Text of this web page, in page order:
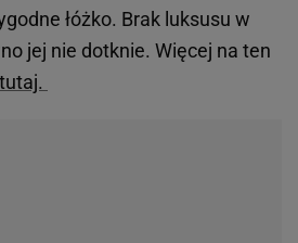
łóżko. Brak luksusu w
jej nie dotknie. Więcej na ten
tutaj.